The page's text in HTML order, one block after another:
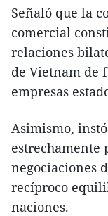
Señaló que la
comercial
relaciones
de Vietnam de
empresas
Asimismo,
estrechamente
negociaciones
recíproco
naciones.